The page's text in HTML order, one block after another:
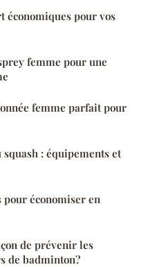
économiques pour vos
femme pour une
femme parfait pour
: équipements et
pour économiser en
de prévenir les
de badminton?